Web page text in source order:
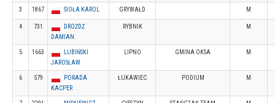
3 1867 SIOŁA KAROL GRYWAŁD M
4 731
DROŻDŻ
DAMIAN
RYBNIK M
5 1663
LUBIŃSKI
JAROSŁAW
LIPNO GMINA OKSA M
6 579
PORADA
KACPER
ŁUKAWIEC PODIUM M